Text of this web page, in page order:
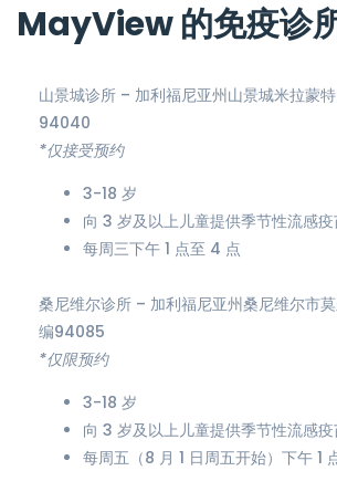
MayView 的免疫诊
山景城诊所 – 加利福尼亚州山景城米拉蒙
94040
*仅接受预约
3-18 岁
向 3 岁及以上儿童提供季节性流感
每周三下午 1 点至 4 点
桑尼维尔诊所 – 加利福尼亚州桑尼维尔市
编94085
*仅限预约
3-18 岁
向 3 岁及以上儿童提供季节性流感
每周五（8 月 1 日周五开始）下午 1